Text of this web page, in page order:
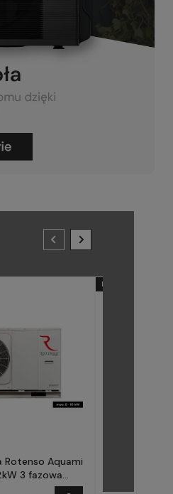
Rotenso Aquami
3 fazowa
Promocja